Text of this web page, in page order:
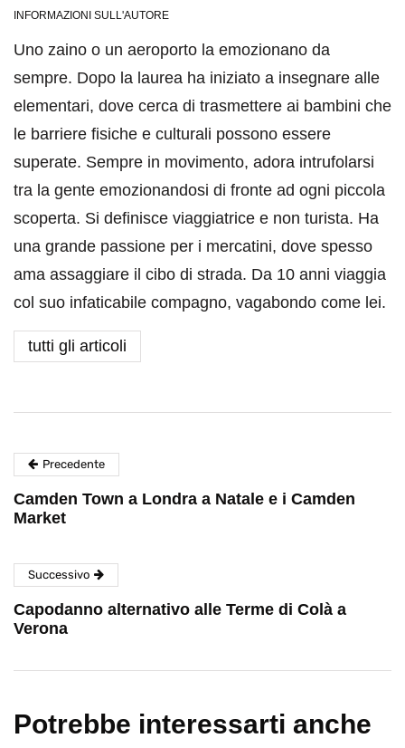
INFORMAZIONI SULL'AUTORE
Uno zaino o un aeroporto la emozionano da
sempre. Dopo la laurea ha iniziato a insegnare alle
elementari, dove cerca di trasmettere ai bambini che
le barriere fisiche e culturali possono essere
superate. Sempre in movimento, adora intrufolarsi
tra la gente emozionandosi di fronte ad ogni piccola
scoperta. Si definisce viaggiatrice e non turista. Ha
una grande passione per i mercatini, dove spesso
ama assaggiare il cibo di strada. Da 10 anni viaggia
col suo infaticabile compagno, vagabondo come lei.
tutti gli articoli
Precedente
Camden Town a Londra a Natale e i Camden
Market
Successivo
Capodanno alternativo alle Terme di Colà a
Verona
Potrebbe interessarti anche